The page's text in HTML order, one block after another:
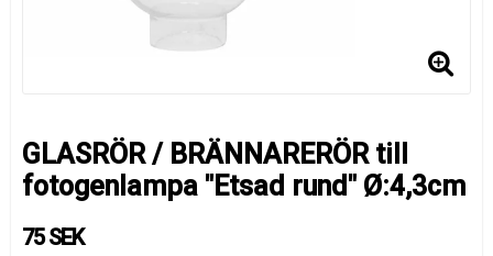
GLASRÖR / BRÄNNARERÖR till
fotogenlampa "Etsad rund" Ø:4,3cm
75 SEK